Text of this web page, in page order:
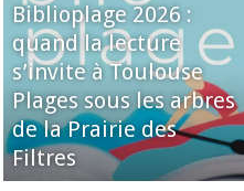
Biblioplage 2026 :
quand la lecture
s’invite à Toulouse
Plages sous les arbres
de la Prairie des
Filtres